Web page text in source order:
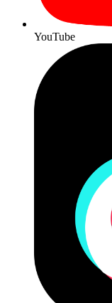
YouTube